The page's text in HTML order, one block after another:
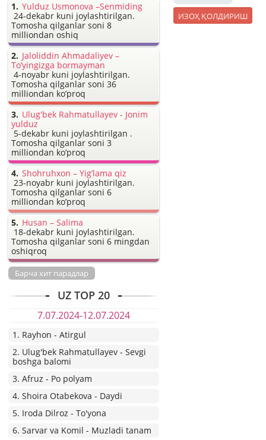
Yulduz Usmonova –Senmiding
24-dekabr kuni joylashtirilgan.
Tomosha qilganlar soni 8
milliondan oshiq
Jaloliddin Ahmadaliyev –
To’yingizga bormayman
4-noyabr kuni joylashtirilgan.
Tomosha qilganlar soni 36
milliondan ko’proq
Ulug'bek Rahmatullayev - Jonim
yulduz
5-dekabr kuni joylashtirilgan .
Tomosha qilganlar soni 3
milliondan ko’proq
Shohruhxon – Yig’lama qiz
23-noyabr kuni joylashtirilgan.
Tomosha qilganlar soni 6
milliondan ko’proq
Husan – Salima
18-dekabr kuni joylashtirilgan.
Tomosha qilganlar soni 6 mingdan
oshiqroq
Барча хит парадлар
UZ TOP 20
7.07.2024-12.07.2024
1. Rayhon - Atirgul
2. Ulug'bek Rahmatullayev - Sevgi
boshga balomi
3. Afruz - Po polyam
4. Shoira Otabekova - Daydi
5. Iroda Dilroz - To'yona
6. Sarvar va Komil - Muzladi tanam